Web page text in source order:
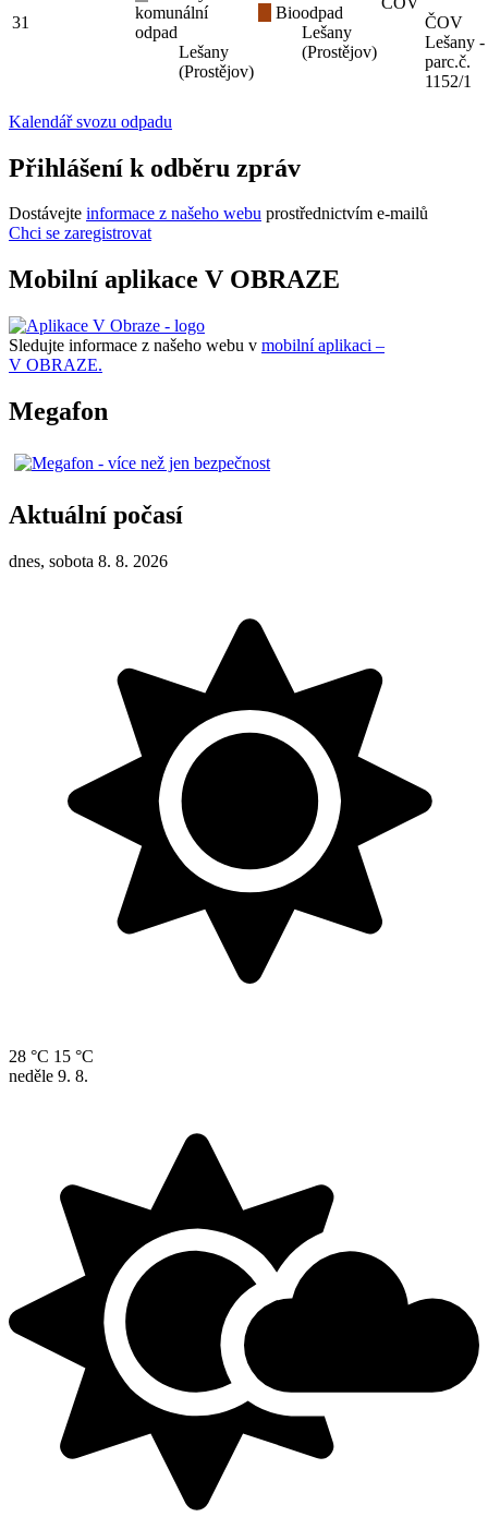
31
komunální
odpad
Lešany
(Prostějov)
Bioodpad
Lešany
(Prostějov)
ČOV
Lešany -
parc.č.
1152/1
Kalendář svozu odpadu
Přihlášení k odběru zpráv
Dostávejte informace z našeho webu prostřednictvím e-mailů
Chci se zaregistrovat
Mobilní aplikace V OBRAZE
Sledujte informace z našeho webu v mobilní aplikaci –
V OBRAZE.
Megafon
Aktuální počasí
dnes, sobota 8. 8. 2026
28 °C 15 °C
neděle 9. 8.